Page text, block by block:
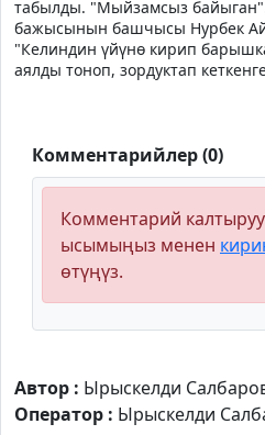
табылды. "Мыйзамсыз
бажысынын башчысы Нурбек
"Келиндин үйүнө кирип
аялды тоноп, зордуктап
Комментарийлер (0)
Комментарий
ысымыңыз менен
өтүңүз.
Автор : Ырыскелди
Оператор : Ырыскелди